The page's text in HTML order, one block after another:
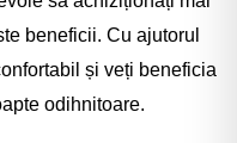
beneficii. Cu ajutorul
și veți beneficia
odihnitoare.